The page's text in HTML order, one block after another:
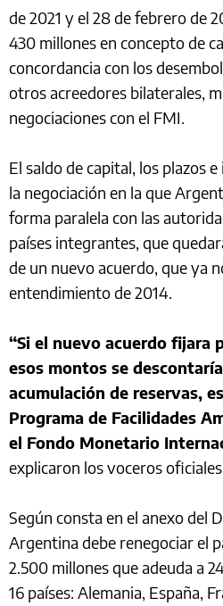
de 2021 y el 28 de febrero de
430 millones en concepto de
concordancia con los
otros acreedores bilaterales,
negociaciones con el FMI.
El saldo de capital, los plazos
la negociación en la que
forma paralela con las
países integrantes, que
de un nuevo acuerdo, que ya
entendimiento de 2014.
“Si el nuevo acuerdo fijara
esos montos se
acumulación de reservas,
Programa de Facilidades
el Fondo Monetario
explicaron los voceros
Según consta en el anexo del
Argentina debe renegociar el
2.500 millones que adeuda a
16 países: Alemania, España,